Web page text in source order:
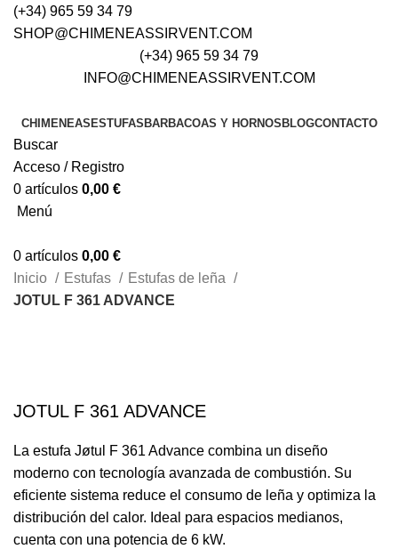
(+34) 965 59 34 79
SHOP@CHIMENEASSIRVENT.COM
(+34) 965 59 34 79
INFO@CHIMENEASSIRVENT.COM
CHIMENEAS ESTUFAS BARBACOAS Y HORNOS BLOGCONTACTO
Buscar
Acceso / Registro
0 artículos 0,00 €
Menú
0 artículos 0,00 €
Inicio
Estufas
Estufas de leña
JOTUL F 361 ADVANCE
JOTUL F 361 ADVANCE
La estufa Jøtul F 361 Advance combina un diseño
moderno con tecnología avanzada de combustión. Su
eficiente sistema reduce el consumo de leña y optimiza la
distribución del calor. Ideal para espacios medianos,
cuenta con una potencia de 6 kW.